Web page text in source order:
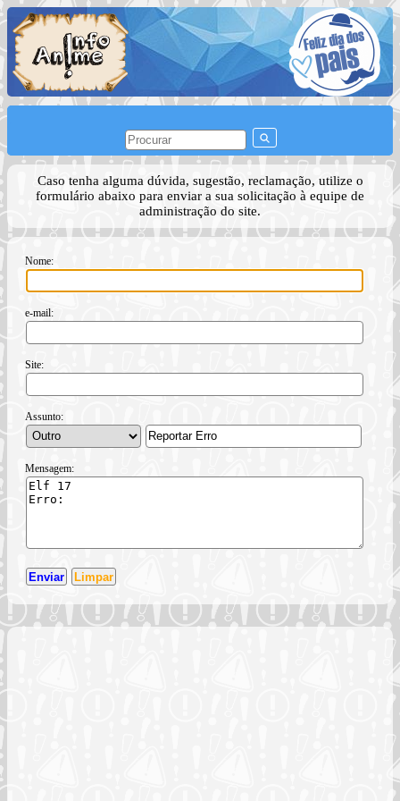
Caso tenha alguma dúvida, sugestão, reclamação, utilize o
formulário abaixo para enviar a sua solicitação à equipe de
administração do site.
Nome:
e-mail:
Site:
Assunto:
Mensagem: